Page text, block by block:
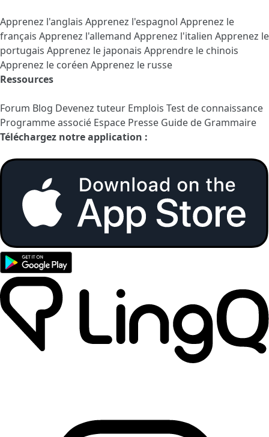
Apprenez l'anglais Apprenez l'espagnol Apprenez le
français Apprenez l'allemand Apprenez l'italien Apprenez le
portugais Apprenez le japonais Apprendre le chinois
Apprenez le coréen Apprenez le russe
Ressources
Forum Blog Devenez tuteur Emplois Test de connaissance
Programme associé Espace Presse Guide de Grammaire
Téléchargez notre application :